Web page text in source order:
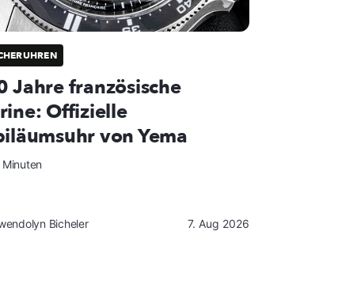
Jahre französische
Offizielle
von Yema
Minuten
Bicheler 7. Aug 2026